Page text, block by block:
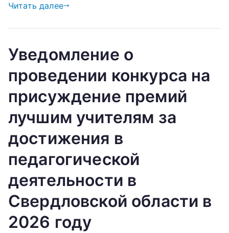
Читать далее
Уведомление о
проведении конкурса на
присуждение премий
лучшим учителям за
достижения в
педагогической
деятельности в
Свердловской области в
2026 году